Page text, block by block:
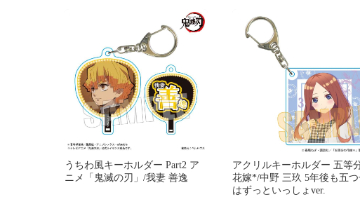
うちわ風キーホルダー Part2 ア
ニメ「鬼滅の刃」/我妻 善逸
アクリルキーホルダー 五等
花嫁*/中野 三玖 5年後も五
はずっといっしょver.